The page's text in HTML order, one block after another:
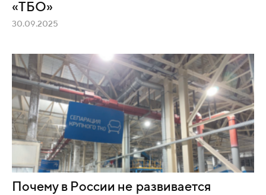
«ТБО»
30.09.2025
Почему в России не развивается